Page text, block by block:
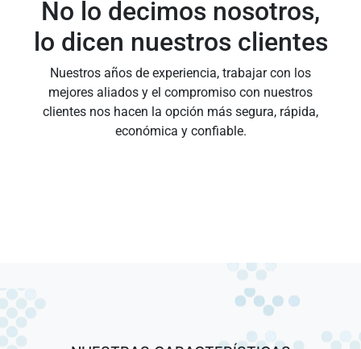
No lo decimos nosotros,
lo dicen nuestros clientes
Nuestros años de experiencia, trabajar con los
mejores aliados y el compromiso con nuestros
clientes nos hacen la opción más segura, rápida,
económica y confiable.